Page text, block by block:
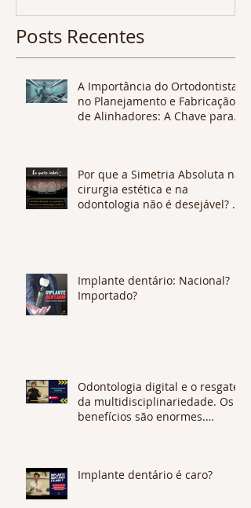
Posts Recentes
A Importância do Ortodontista
no Planejamento e Fabricação
de Alinhadores: A Chave para
Por que a Simetria Absoluta na
cirurgia estética e na
odontologia não é desejável? O
Implante dentário: Nacional?
Importado?
Odontologia digital e o resgate
da multidisciplinariedade. Os
benefícios são enormes.
Implante dentário é caro?